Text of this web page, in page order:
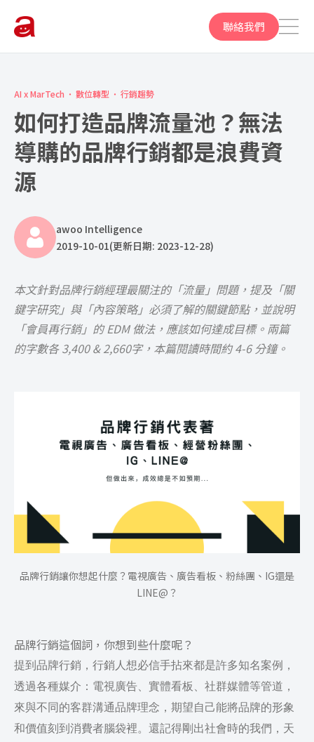
聯絡我們
AI x MarTech 數位轉型 行銷趨勢
如何打造品牌流量池？無法
導購的品牌行銷都是浪費資
源
awoo Intelligence
2019-10-01(更新日期: 2023-12-28)
本文針對品牌行銷經理最關注的「流量」問題，提及「關
鍵字研究」與「內容策略」必須了解的關鍵節點，並說明
「會員再行銷」的 EDM 做法，應該如何達成目標。兩篇
的字數各 3,400 & 2,660字，本篇閱讀時間約 4-6 分鐘。
品牌行銷讓你想起什麼？電視廣告、廣告看板、粉絲團、IG還是
LINE@？
品牌行銷這個詞，你想到些什麼呢？
提到品牌行銷，行銷人想必信手拈來都是許多知名案例，
透過各種媒介：電視廣告、實體看板、社群媒體等管道，
來與不同的客群溝通品牌理念，期望自己能將品牌的形象
和價值刻到消費者腦袋裡。 還記得剛出社會時的我們，天